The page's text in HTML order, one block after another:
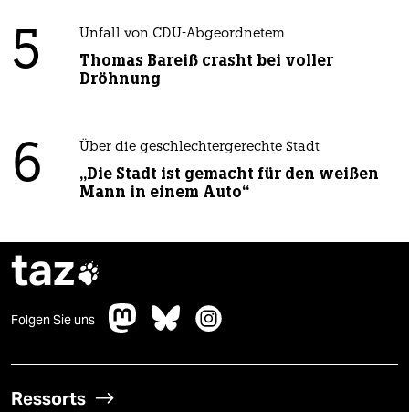
5 Unfall von CDU-Abgeordnetem
Thomas Bareiß crasht bei voller
Dröhnung
6 Über die geschlechtergerechte Stadt
„Die Stadt ist gemacht für den weißen
Mann in einem Auto“
taz
Folgen Sie uns
Ressorts